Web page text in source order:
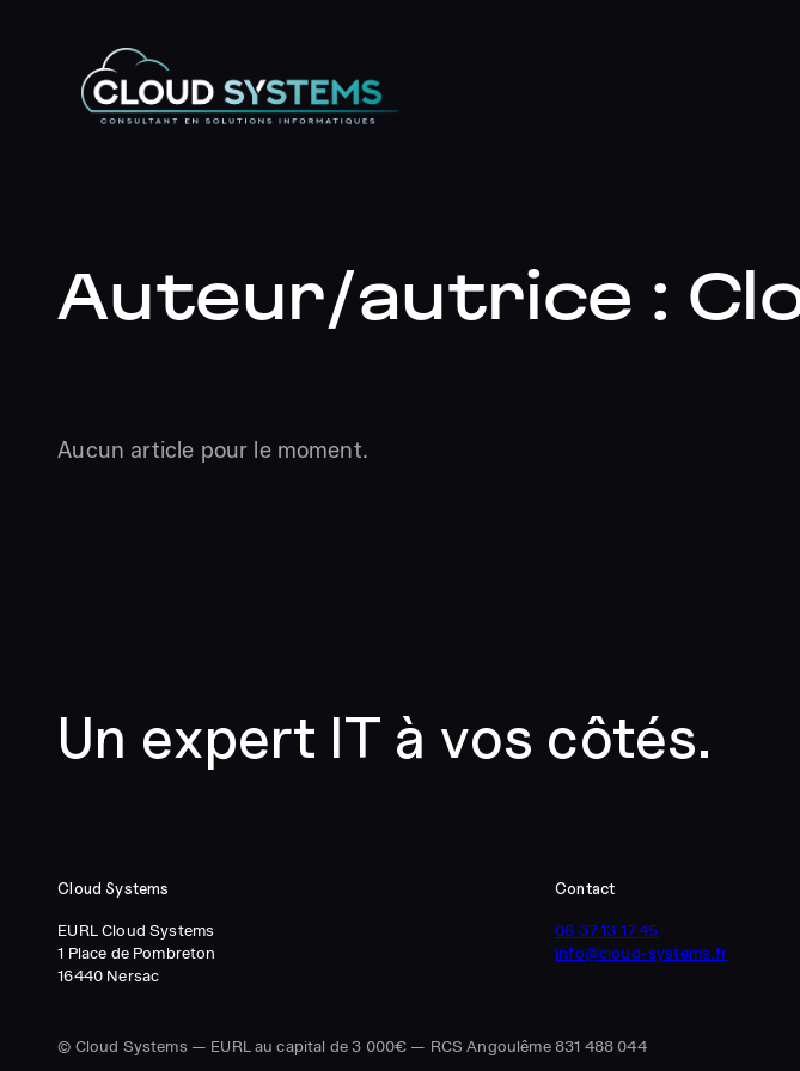
contenu
Auteur/autrice :
Aucun article pour le moment.
Un expert IT à vos côtés.
Cloud Systems
EURL Cloud Systems
1 Place de Pombreton
16440 Nersac
Contact
06 37 13 17 45
info@cloud-systems.fr
© Cloud Systems — EURL au capital de 3 000€ — RCS Angoulême 831 488 044